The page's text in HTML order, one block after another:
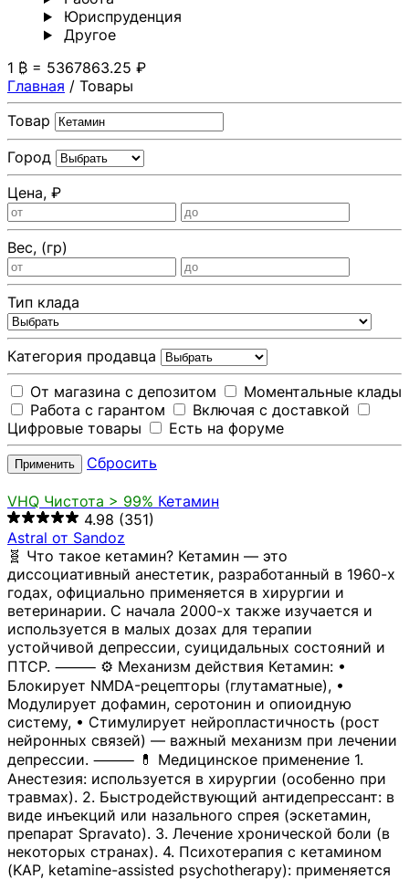
Юриспруденция
Другoе
1 ₿ = 5367863.25 ₽
Главная / Товары
Товар
Город
Цена, ₽
Вес, (гр)
Тип клада
Категория продавца
От магазина с депозитом
Моментальные клады
Работа с гарантом
Включая с доставкой
Цифровые товары
Есть на форуме
Применить Сбросить
VHQ Чистота > 99% Кетамин
4.98 (351)
Astral от Sandoz
🧬 Что такое кетамин? Кетамин — это
диссоциативный анестетик, разработанный в 1960-х
годах, официально применяется в хирургии и
ветеринарии. С начала 2000-х также изучается и
используется в малых дозах для терапии
устойчивой депрессии, суицидальных состояний и
ПТСР. ⸻ ⚙️ Механизм действия Кетамин: •
Блокирует NMDA-рецепторы (глутаматные), •
Модулирует дофамин, серотонин и опиоидную
систему, • Стимулирует нейропластичность (рост
нейронных связей) — важный механизм при лечении
депрессии. ⸻ 💊 Медицинское применение 1.
Анестезия: используется в хирургии (особенно при
травмах). 2. Быстродействующий антидепрессант: в
виде инъекций или назального спрея (эскетамин,
препарат Spravato). 3. Лечение хронической боли (в
некоторых странах). 4. Психотерапия с кетамином
(KAP, ketamine-assisted psychotherapy): применяется